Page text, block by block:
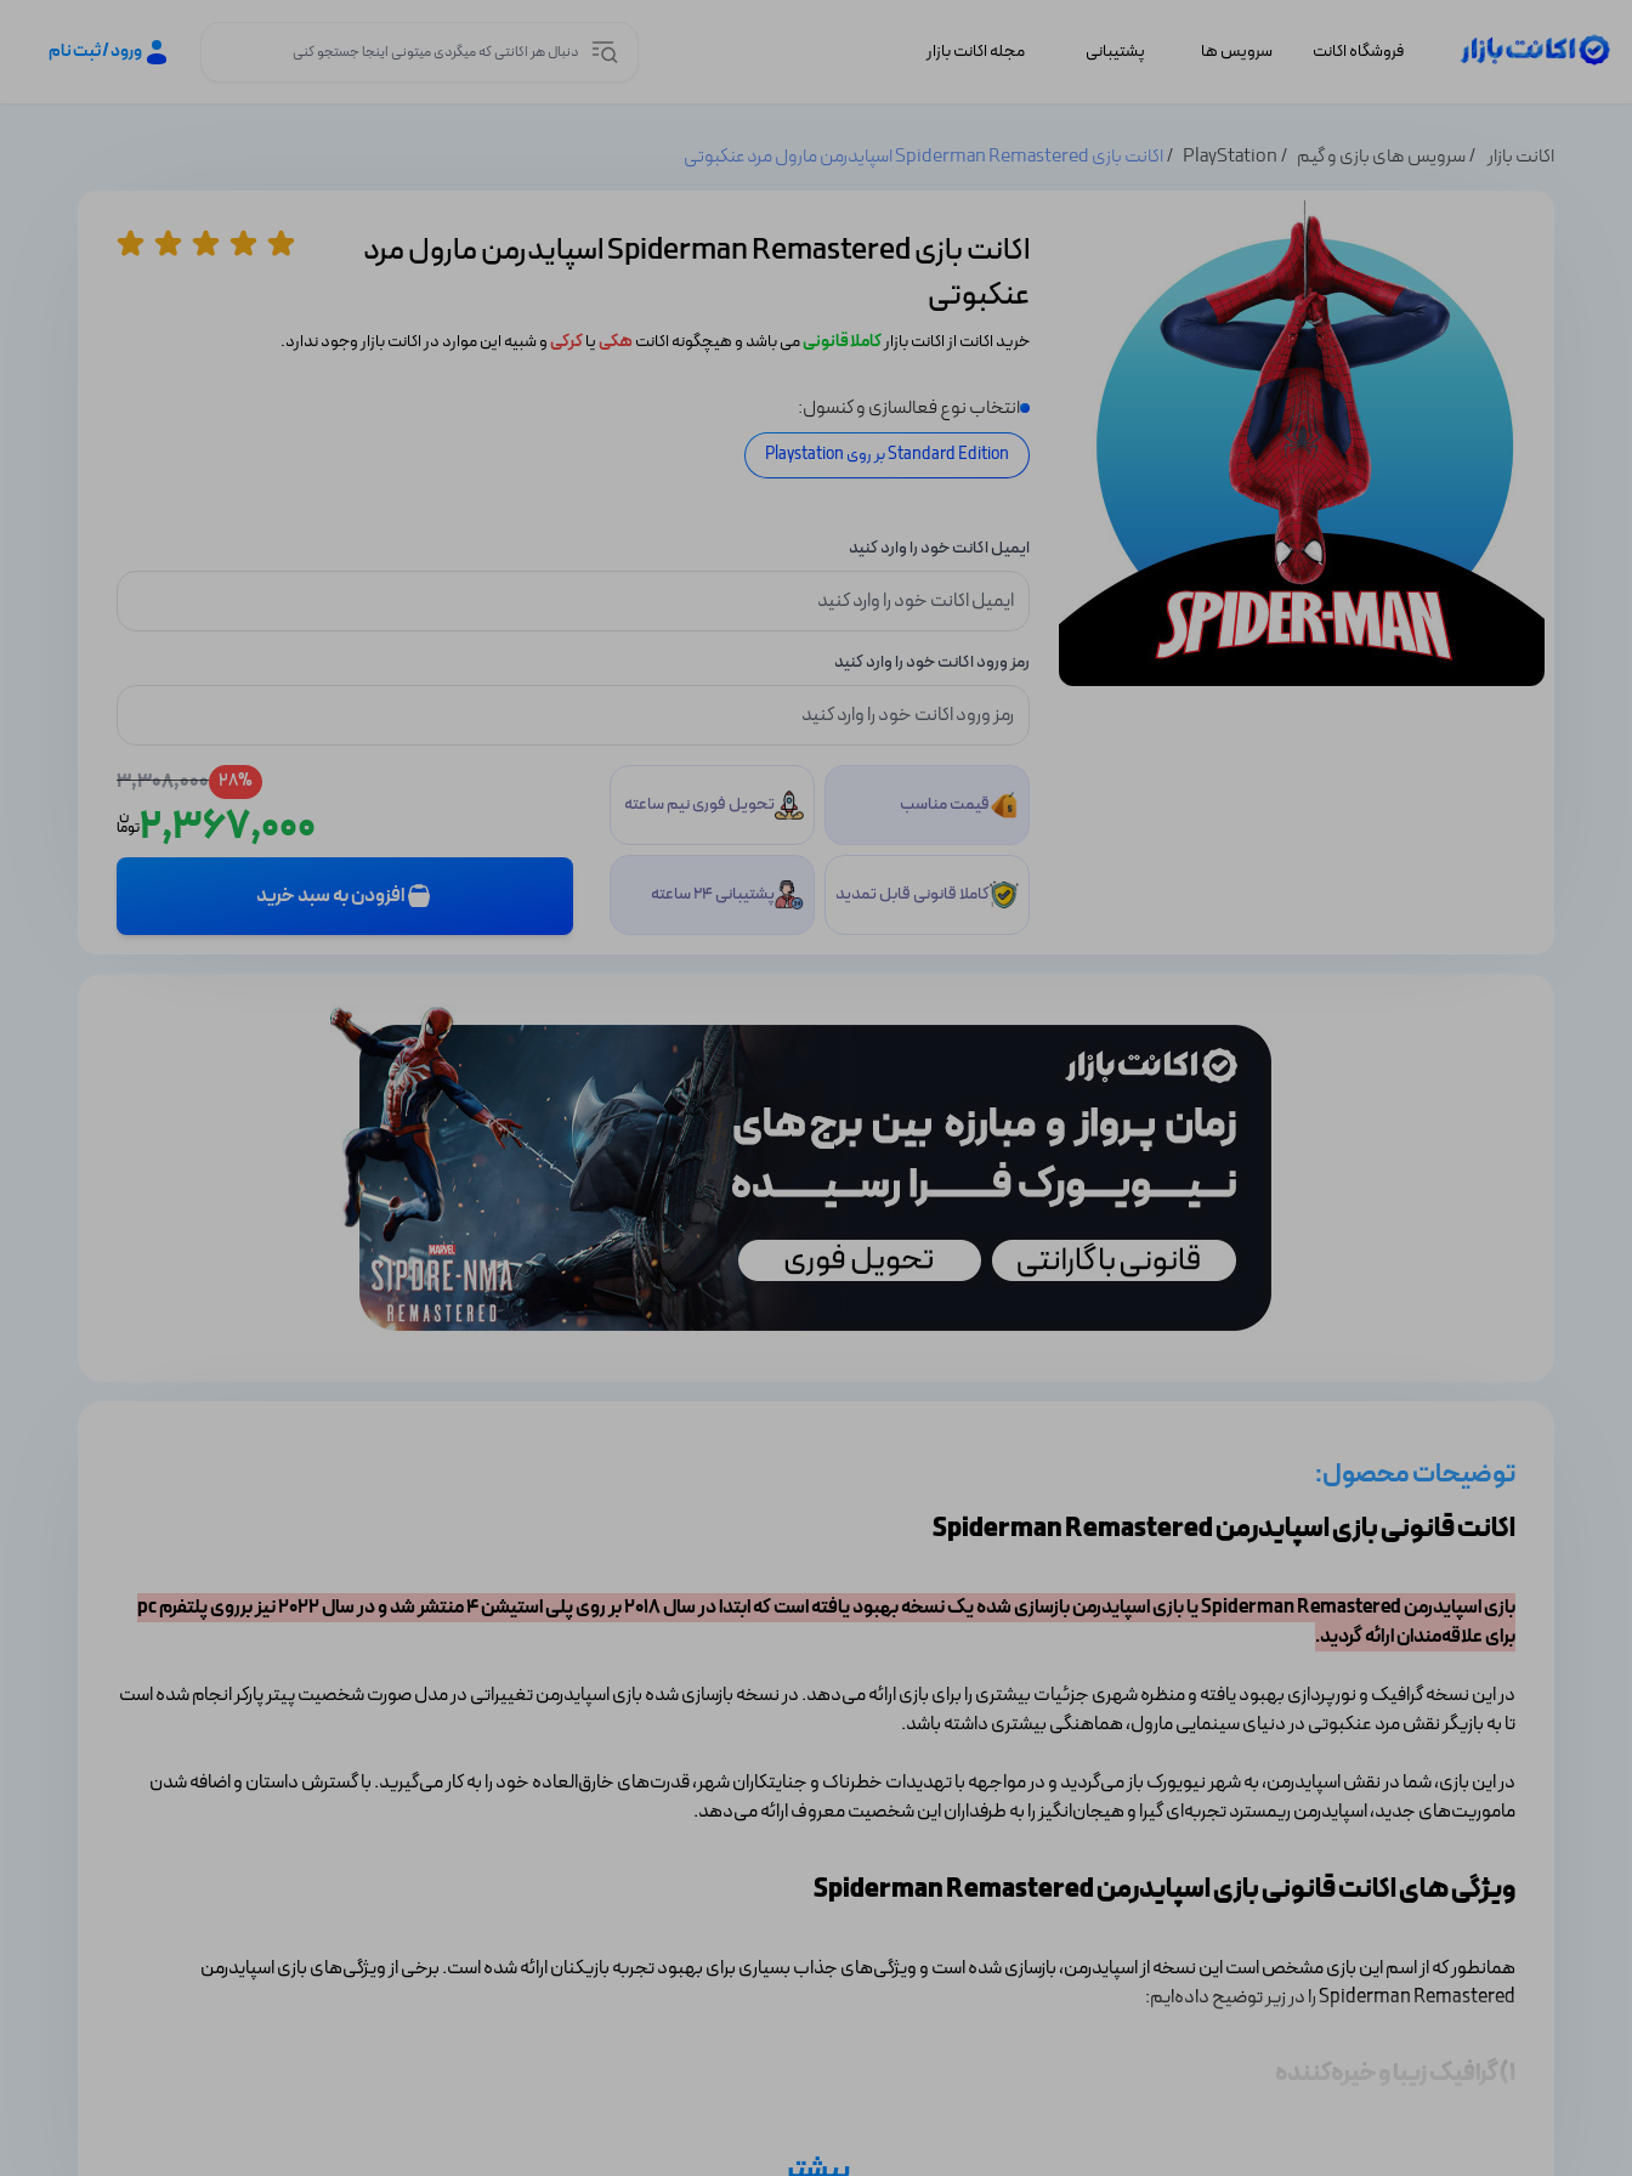
فروشگاه اکانت سرویس ها پشتیبانی مجله اکانت بازار ورود / ثبت نام
اکانت بازار سرویس های بازی و گیم PlayStation اکانت بازی Spiderman Remastered اسپایدرمن مارول مرد عنکبوتی
اکانت بازی Spiderman Remastered اسپایدرمن مارول مرد
عنکبوتی
خرید اکانت از اکانت بازارکاملا قانونیمی باشد و هیچگونه اکانتهکییاکرکیو شبیه این موارد در اکانت بازار وجود ندارد.
انتخاب نوع فعالسازی و کنسول:
Standard Edition بر روی Playstation
ایمیل اکانت خود را وارد کنید
رمز ورود اکانت خود را وارد کنید
قیمت مناسب تحویل فوری نیم ساعته
کاملا قانونی قابل تمدید پشتیبانی 24 ساعته
28%
3,308,000
2,367,000توما
ن
افزودن به سبد خرید
توضیحات محصول:
اکانت قانونی بازی اسپایدرمن Spiderman Remastered
بازی اسپایدرمن Spiderman Remastered یا بازی اسپایدرمن بازسازی شده یک نسخه بهبود یافته است که ابتدا در سال 2018 بر روی پلی استیشن 4 منتشر شد و در سال 2022 نیز برروی پلتفرم pc
برای علاقه‌مندان ارائه گردید.
در این نسخه گرافیک و نورپردازی بهبود یافته و منظره شهری جزئیات بیشتری را برای بازی ارائه می‌دهد. در نسخه بازسازی شده بازی اسپایدرمن تغییراتی در مدل صورت شخصیت پیتر پارکر انجام شده است
تا به بازیگر نقش مرد عنکبوتی در دنیای سینمایی مارول، هماهنگی بیشتری داشته باشد.
در این بازی، شما در نقش اسپایدرمن، به شهر نیویورک باز می‌گردید و در مواجهه با تهدیدات خطرناک و جنایتکاران شهر، قدرت‌های خارق‌العاده خود را به کار می‌گیرید. با گسترش داستان و اضافه شدن
ماموریت‌های جدید، اسپایدرمن ریمسترد تجربه‌ای گیرا و هیجان‌انگیز را به طرفداران این شخصیت معروف ارائه می‌دهد.
ویژگی های اکانت قانونی بازی اسپایدرمن Spiderman Remastered
همانطور که از اسم این بازی مشخص است این نسخه از اسپایدرمن، بازسازی شده است و ویژگی‌های جذاب بسیاری برای بهبود تجربه بازیکنان ارائه شده است. برخی از ویژگی‌های بازی اسپایدرمن
Spiderman Remastered را در زیر توضیح داده‌ایم:
1) گرافیک زیبا و خیره‌کننده
در این نسخه گرافیک بازی بهبود یافته و با جزئیات بیشتری بازی به تصویر کشیده شده است. شهر نیویورک و شخصیت‌های آن با جزئیات بیشتری طراحی شده‌اند و تجربه بصری بهتری را برای بازیکنان ارائه